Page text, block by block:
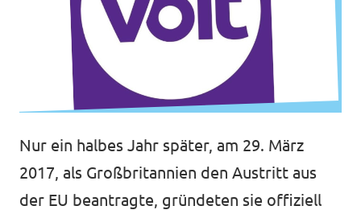
Nur ein halbes Jahr später, am 29. März
2017, als Großbritannien den Austritt aus
der EU beantragte, gründeten sie offiziell